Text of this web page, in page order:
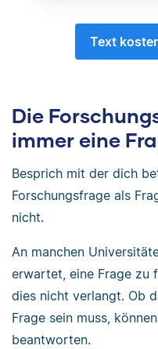
Text
Die
immer eine
Besprich mit der dich
Forschungsfrage als
nicht.
An manchen
erwartet, eine Frage zu
dies nicht verlangt. Ob
Frage sein muss,
beantworten.